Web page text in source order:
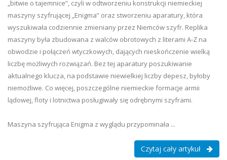
„bitwie o tajemnice”, czyli w odtworzeniu konstrukcji niemieckiej
maszyny szyfrującej „Enigma” oraz stworzeniu aparatury, która
wyszukiwała codziennie zmieniany przez Niemców szyfr. Replika
maszyny była zbudowana z walców obrotowych z literami A-Z na
obwodzie i połączeń wtyczkowych, dających nieskończenie wielką
liczbę możliwych rozwiązań. Bez tej aparatury poszukiwanie
aktualnego klucza, na podstawie niewielkiej liczby depesz, byłoby
niemożliwe. Co więcej, poszczególne niemieckie formacje armii
lądowej, floty i lotnictwa posługiwały się odrębnymi szyframi.
Maszyna szyfrująca Enigma z wyglądu przypominała ...
Czytaj cały artykuł